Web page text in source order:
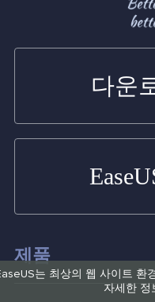
는 최상의 웹 사이트 환
자세한 정
다운
제품